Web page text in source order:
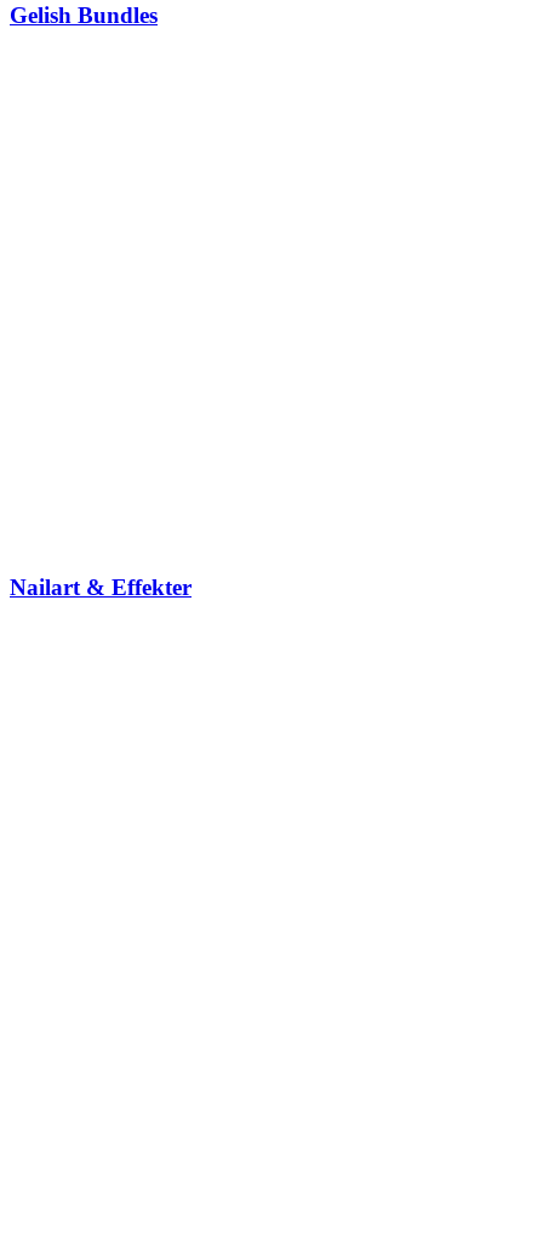
Gelish Bundles
Nailart & Effekter